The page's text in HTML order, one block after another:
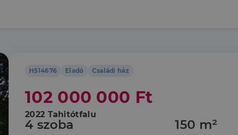
H514676 Eladó Családi ház
102 000 000 Ft
2022 Tahitótfalu
4 szoba 150 m²